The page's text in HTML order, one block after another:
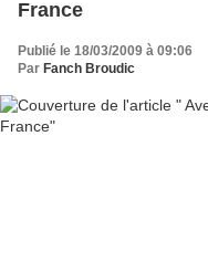
France
Publié le 18/03/2009 à 09:06
Par Fanch Broudic